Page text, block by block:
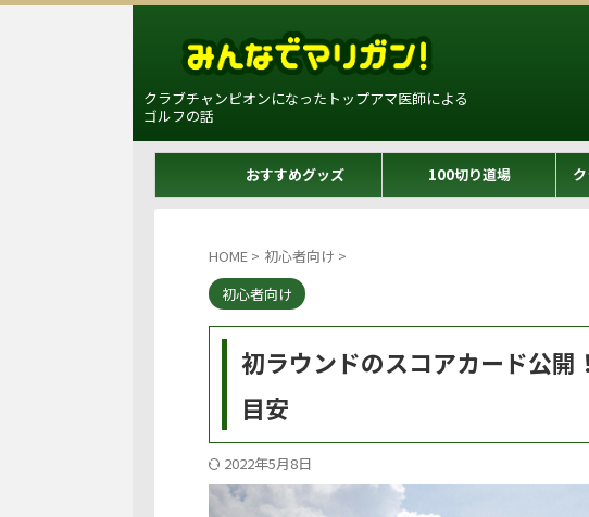
クラブチャンピオンになったトップアマ医師による
ゴルフの話
おすすめグッズ 100切り道場
HOME > 初心者向け >
初心者向け
初ラウンドのスコアカード公開
目安
2022年5月8日